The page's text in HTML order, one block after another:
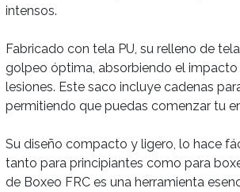
intensos.
Fabricado con tela PU, su relleno de
golpeo óptima, absorbiendo el
lesiones. Este saco incluye cadenas
permitiendo que puedas comenzar tu
Su diseño compacto y ligero, lo hace
tanto para principiantes como para
de Boxeo FRC es una herramienta